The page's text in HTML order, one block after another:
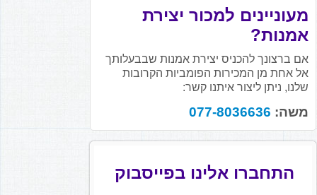
מעוניינים למכור יצירת
אמנות?
אם ברצונך להכניס יצירת אמנות שבבעלותך
אל אחת מן המכירות הפומביות הקרובות
שלנו, ניתן ליצור איתנו קשר:
משה: 077-8036636
התחברו אלינו בפייסבוק